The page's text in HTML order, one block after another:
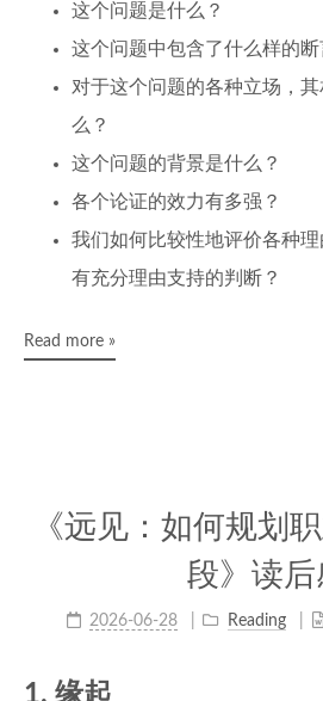
这个问题是什么？
这个问题中包含了什么样的断
对于这个问题的各种立场，
么？
这个问题的背景是什么？
各个论证的效力有多强？
我们如何比较性地评价各种
有充分理由支持的判断？
Read more »
《远见：如何规划
段》读后
2026-06-28 Reading
1. 缘起